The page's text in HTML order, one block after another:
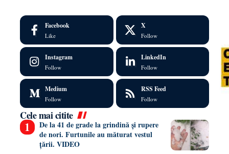
Facebook
Like
X
Follow
Instagram
Follow
LinkedIn
Follow
Medium
Follow
RSS Feed
Follow
Cele mai citite
De la 41 de grade la grindină și rupere
de nori. Furtunile au măturat vestul
țării. VIDEO